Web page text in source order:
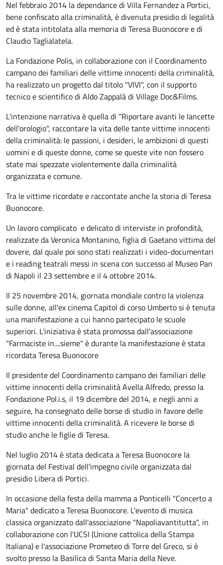
Nel febbraio 2014 la dependance di Villa Fernandez a Portici,
bene confiscato alla criminalità, è divenuta presidio di legalità
ed è stata intitolata alla memoria di Teresa Buonocore e di
Claudio Taglialatela.
La Fondazione Polis, in collaborazione con il Coordinamento
campano dei familiari delle vittime innocenti della criminalità,
ha realizzato un progetto dal titolo "VIVI", con il supporto
tecnico e scientifico di Aldo Zappalà di Village Doc&Films.
L'intenzione narrativa è quella di "Riportare avanti le lancette
dell'orologio", raccontare la vita delle tante vittime innocenti
della criminalità: le passioni, i desideri, le ambizioni di questi
uomini e di queste donne, come se queste vite non fossero
state mai spezzate violentemente dalla criminalità
organizzata e comune.
Tra le vittime ricordate e raccontate anche la storia di Teresa
Buonocore.
Un lavoro complicato e delicato di interviste in profondità,
realizzate da Veronica Montanino, figlia di Gaetano vittima del
dovere, dal quale poi sono stati realizzati i video-documentari
e i reading teatrali messi in scena con successo al Museo Pan
di Napoli il 23 settembre e il 4 ottobre 2014.
Il 25 novembre 2014, giornata mondiale contro la violenza
sulle donne, all'ex cinema Capitol di corso Umberto si è tenuta
una manifestazione a cui hanno partecipato le scuole
superiori. L'iniziativa è stata promossa dall'associazione
"Farmaciste in....sieme" è durante la manifestazione è stata
ricordata Teresa Buonocore
Il presidente del Coordinamento campano dei familiari delle
vittime innocenti della criminalità Avella Alfredo, presso la
Fondazione Pol.i.s, il 19 dicembre del 2014, e negli anni a
seguire, ha consegnato delle borse di studio in favore delle
vittime innocenti della criminalità. A ricevere le borse di
studio anche le figlie di Teresa.
Nel luglio 2014 è stata dedicata a Teresa Buonocore la
giornata del Festival dell'impegno civile organizzata dal
presidio Libera di Portici.
In occasione della festa della mamma a Ponticelli "Concerto a
Maria" dedicato a Teresa Buonocore. L'evento di musica
classica organizzato dall'associazione "Napoliavantitutta", in
collaborazione con l'UCSI (Unione cattolica della Stampa
Italiana) e l'associazione Prometeo di Torre del Greco, si è
svolto presso la Basilica di Santa Maria della Neve.